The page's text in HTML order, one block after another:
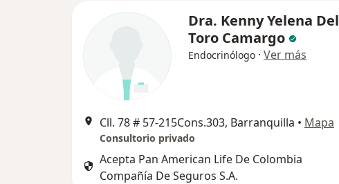
Dra. Kenny Yelena Del
Toro Camargo
Endocrinólogo · Ver más
Cll. 78 # 57-215Cons.303, Barranquilla • Mapa
Consultorio privado
Acepta Pan American Life De Colombia
Compañía De Seguros S.A.